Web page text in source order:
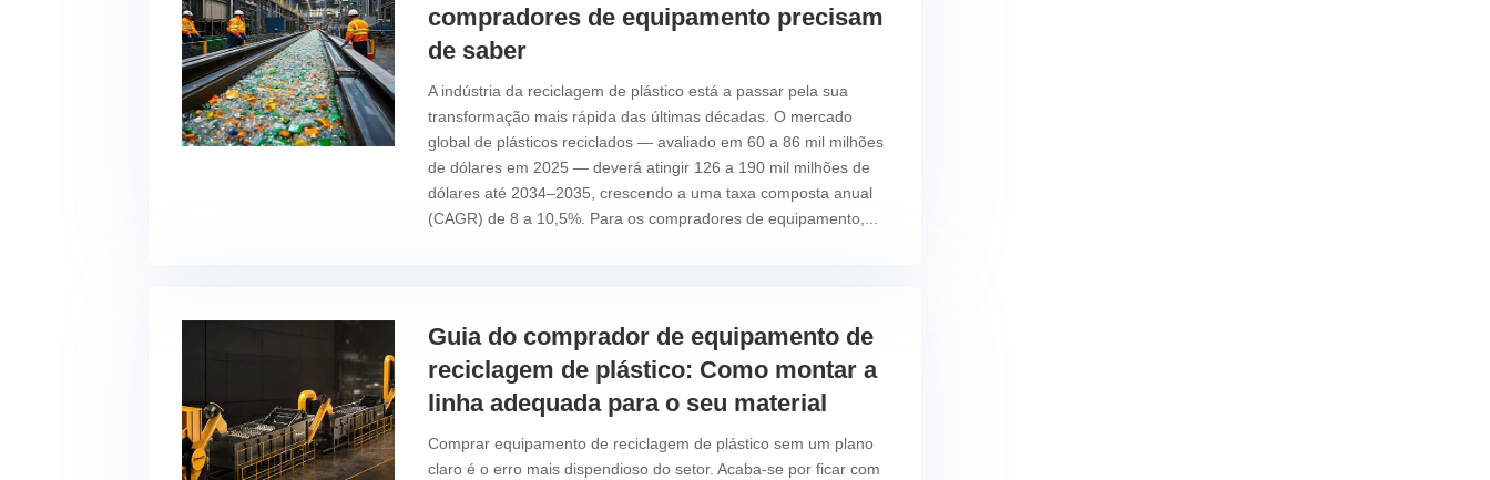
compradores de equipamento precisam
de saber
A indústria da reciclagem de plástico está a passar pela sua
transformação mais rápida das últimas décadas. O mercado
global de plásticos reciclados — avaliado em 60 a 86 mil milhões
de dólares em 2025 — deverá atingir 126 a 190 mil milhões de
dólares até 2034–2035, crescendo a uma taxa composta anual
(CAGR) de 8 a 10,5%. Para os compradores de equipamento,...
Guia do comprador de equipamento de
reciclagem de plástico: Como montar a
linha adequada para o seu material
Comprar equipamento de reciclagem de plástico sem um plano
claro é o erro mais dispendioso do setor. Acaba-se por ficar com